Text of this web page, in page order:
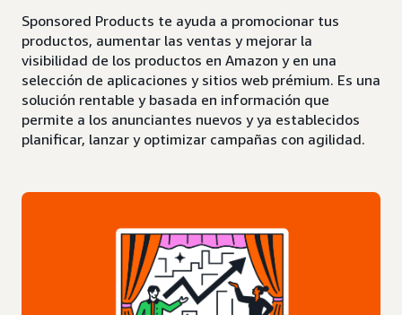
Sponsored Products te ayuda a promocionar tus
productos, aumentar las ventas y mejorar la
visibilidad de los productos en Amazon y en una
selección de aplicaciones y sitios web prémium. Es una
solución rentable y basada en información que
permite a los anunciantes nuevos y ya establecidos
planificar, lanzar y optimizar campañas con agilidad.